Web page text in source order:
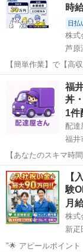
時
日払
株式
芦原
【簡単作業】で【高
収30万円を目指せる！今な
ペレーターのお仕事
ありますが、主に担
あわら市
福
丼
1件
配達
福井
【あなたのスキマ時
バイト、始めません
るかどうかは、オフ
――――――――――
福井 福井市
【
験
月
株式
新疋
"🌟 アピールポイント